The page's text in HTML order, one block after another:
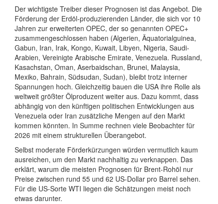
Der wichtigste Treiber dieser Prognosen ist das Angebot. Die
Förderung der Erdöl-produzierenden Länder, die sich vor 10
Jahren zur erweiterten OPEC, der so genannten OPEC+
zusammengeschlossen haben (Algerien, Äquatorialguinea,
Gabun, Iran, Irak, Kongo, Kuwait, Libyen, Nigeria, Saudi-
Arabien, Vereinigte Arabische Emirate, Venezuela. Russland,
Kasachstan, Oman, Aserbaidschan, Brunei, Malaysia,
Mexiko, Bahrain, Südsudan, Sudan), bleibt trotz interner
Spannungen hoch. Gleichzeitig bauen die USA ihre Rolle als
weltweit größter Ölproduzent weiter aus. Dazu kommt, dass
abhängig von den künftigen politischen Entwicklungen aus
Venezuela oder Iran zusätzliche Mengen auf den Markt
kommen könnten. In Summe rechnen viele Beobachter für
2026 mit einem strukturellen Überangebot.
Selbst moderate Förderkürzungen würden vermutlich kaum
ausreichen, um den Markt nachhaltig zu verknappen. Das
erklärt, warum die meisten Prognosen für Brent-Rohöl nur
Preise zwischen rund 55 und 62 US-Dollar pro Barrel sehen.
Für die US-Sorte WTI liegen die Schätzungen meist noch
etwas darunter.